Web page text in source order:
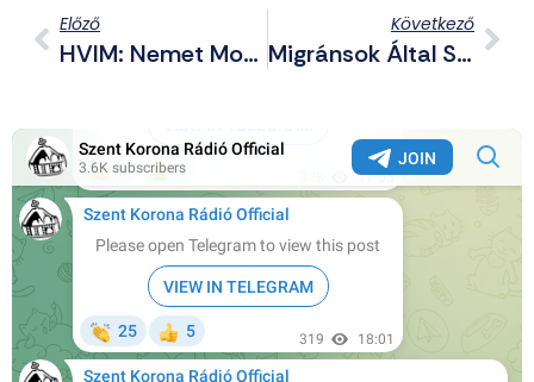
Előző
HVIM: Nemet Mondunk A Cionista Propagandára, Elítéljük A Gázai Népirtást!
Következő
Migránsok Által Szétvert Rendőrautók Tömege Áll A Határon